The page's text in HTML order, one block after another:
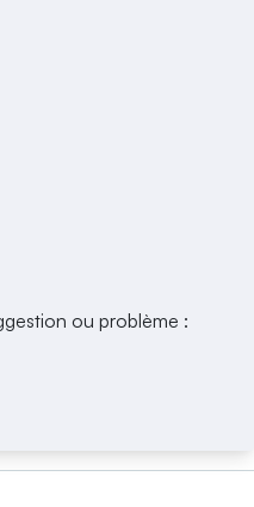
ou problème :